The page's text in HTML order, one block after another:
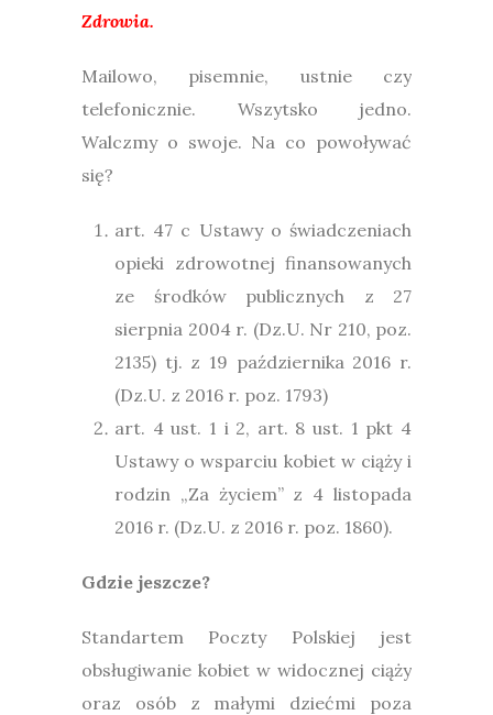
Zdrowia.
Mailowo, pisemnie, ustnie czy
telefonicznie. Wszytsko jedno.
Walczmy o swoje. Na co powoływać
się?
art. 47 c Ustawy o świadczeniach
opieki zdrowotnej finansowanych
ze środków publicznych z 27
sierpnia 2004 r. (Dz.U. Nr 210, poz.
2135) tj. z 19 października 2016 r.
(Dz.U. z 2016 r. poz. 1793)
art. 4 ust. 1 i 2, art. 8 ust. 1 pkt 4
Ustawy o wsparciu kobiet w ciąży i
rodzin „Za życiem” z 4 listopada
2016 r. (Dz.U. z 2016 r. poz. 1860).
Gdzie jeszcze?
Standartem Poczty Polskiej jest
obsługiwanie kobiet w widocznej ciąży
oraz osób z małymi dziećmi poza